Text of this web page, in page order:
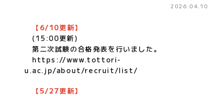
2026.04.10
【6/10更新】
(15:00更新)
第二次試験の合格発表を行いました。
https://www.tottori-
u.ac.jp/about/recruit/list/
【5/27更新】